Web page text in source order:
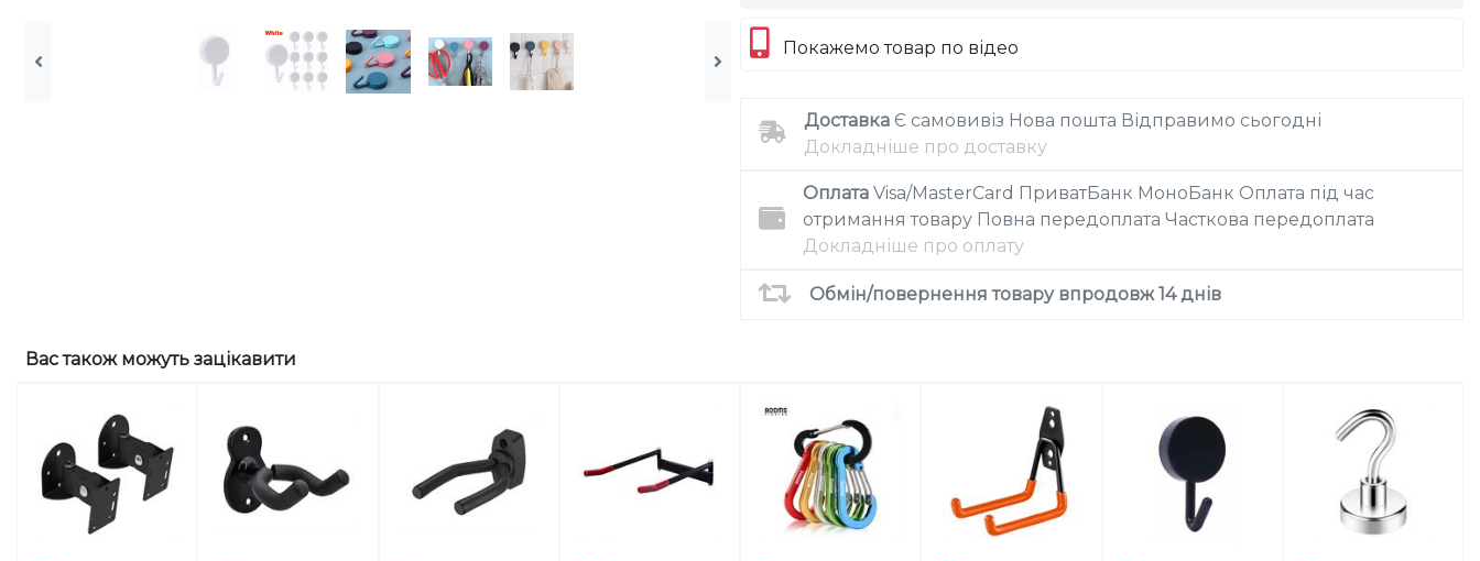
Покажемо товар по відео
Доставка Є самовивіз Нова пошта Відправимо сьогодні
Докладніше про доставку
Оплата Visa/MasterCard ПриватБанк МоноБанк Оплата під час
отримання товару Повна передоплата Часткова передоплата
Докладніше про оплату
Обмін/повернення товару впродовж 14 днів
Вас також можуть зацікавити